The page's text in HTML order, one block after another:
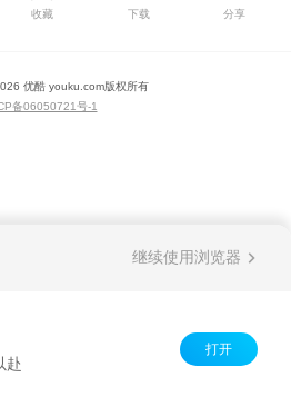
收藏 下载 分享
优酷 youku.com版权所有
备06050721号-1
继续使用浏览器
赴
打开